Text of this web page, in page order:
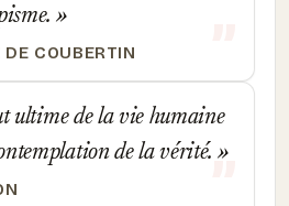
DE COUBERTIN
ultime de la vie humaine
de la vérité.